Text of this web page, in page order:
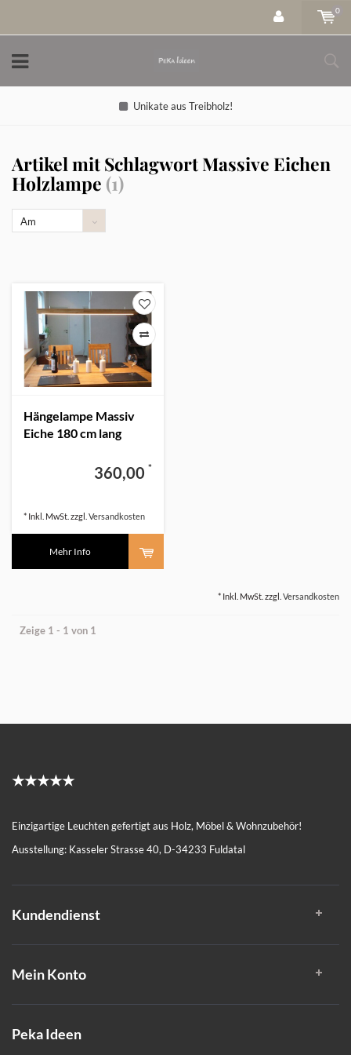
0
Unikate aus Treibholz!
Artikel mit Schlagwort Massive Eichen
Holzlampe (1)
Am
Hängelampe Massiv
Eiche 180 cm lang
360,00 *
* Inkl. MwSt. zzgl. Versandkosten
Mehr Info
* Inkl. MwSt. zzgl. Versandkosten
Zeige 1 - 1 von 1
★★★★★
Einzigartige Leuchten gefertigt aus Holz, Möbel & Wohnzubehör!
Ausstellung: Kasseler Strasse 40, D-34233 Fuldatal
Kundendienst
Mein Konto
Peka Ideen